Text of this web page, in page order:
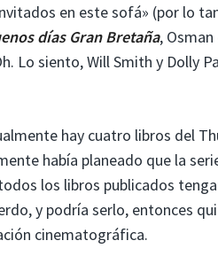
en este sofá» (por lo
días Gran Bretaña,
Lo siento, Will Smith y Dolly
hay cuatro libros del
había planeado que la
los libros publicados
y podría serlo, entonces
cinematográfica.